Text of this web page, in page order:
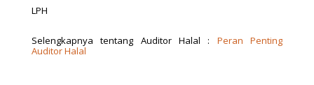
LPH
Selengkapnya tentang Auditor Halal :
Peran Penting
Auditor Halal